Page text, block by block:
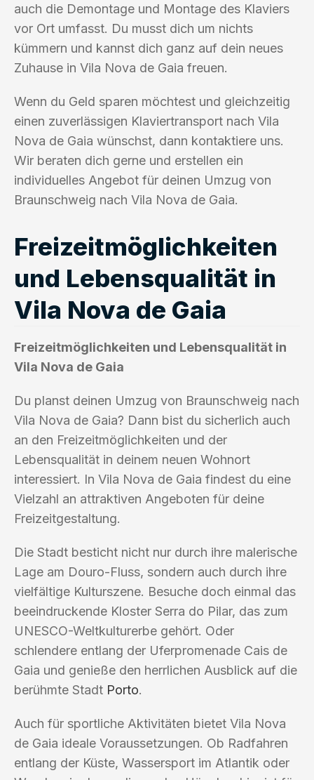
auch die Demontage und Montage des Klaviers
vor Ort umfasst. Du musst dich um nichts
kümmern und kannst dich ganz auf dein neues
Zuhause in Vila Nova de Gaia freuen.
Wenn du Geld sparen möchtest und gleichzeitig
einen zuverlässigen Klaviertransport nach Vila
Nova de Gaia wünschst, dann kontaktiere uns.
Wir beraten dich gerne und erstellen ein
individuelles Angebot für deinen Umzug von
Braunschweig nach Vila Nova de Gaia.
Freizeitmöglichkeiten
und Lebensqualität in
Vila Nova de Gaia
Freizeitmöglichkeiten und Lebensqualität in
Vila Nova de Gaia
Du planst deinen Umzug von Braunschweig nach
Vila Nova de Gaia? Dann bist du sicherlich auch
an den Freizeitmöglichkeiten und der
Lebensqualität in deinem neuen Wohnort
interessiert. In Vila Nova de Gaia findest du eine
Vielzahl an attraktiven Angeboten für deine
Freizeitgestaltung.
Die Stadt besticht nicht nur durch ihre malerische
Lage am Douro-Fluss, sondern auch durch ihre
vielfältige Kulturszene. Besuche doch einmal das
beeindruckende Kloster Serra do Pilar, das zum
UNESCO-Weltkulturerbe gehört. Oder
schlendere entlang der Uferpromenade Cais de
Gaia und genieße den herrlichen Ausblick auf die
berühmte Stadt Porto.
Auch für sportliche Aktivitäten bietet Vila Nova
de Gaia ideale Voraussetzungen. Ob Radfahren
entlang der Küste, Wassersport im Atlantik oder